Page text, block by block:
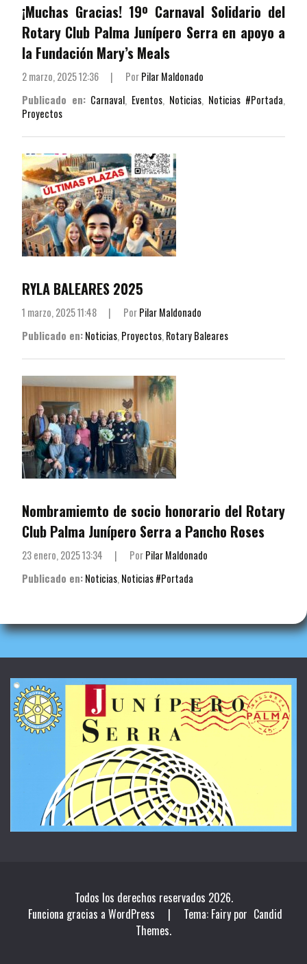
¡Muchas Gracias! 19º Carnaval Solidario del
Rotary Club Palma Junípero Serra en apoyo a
la Fundación Mary’s Meals
2 marzo, 2025 12:36 | PorPilar Maldonado
Publicado en: Carnaval, Eventos, Noticias, Noticias #Portada,
Proyectos
RYLA BALEARES 2025
1 marzo, 2025 11:48 | PorPilar Maldonado
Publicado en:Noticias, Proyectos, Rotary Baleares
Nombramiemto de socio honorario del Rotary
Club Palma Junípero Serra a Pancho Roses
23 enero, 2025 13:34 | PorPilar Maldonado
Publicado en:Noticias,Noticias #Portada
Todos los derechos reservados 2026.
Funciona gracias a WordPress
| Tema: Fairy por Candid
Themes.